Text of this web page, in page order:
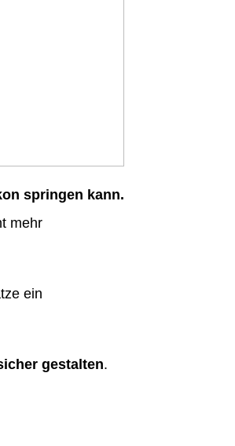
springen kann.
mehr
ein
gestalten.